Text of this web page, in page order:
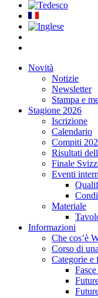
Novità
Notizie
Newsletter
Stampa e
Stagione 2026
Iscrizione
Calendario
Compiti
Risultati
Finale
Eventi
Materiale
Informazioni
Che cos’è
Corso di
Categorie e
Fasce